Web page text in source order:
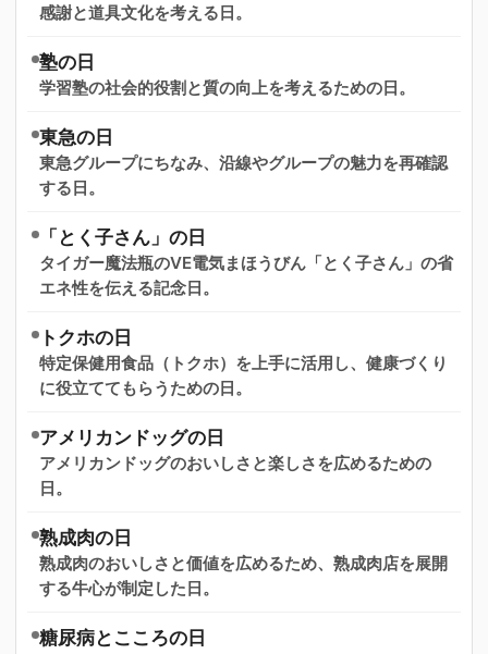
感謝と道具文化を考える日。
塾の日
学習塾の社会的役割と質の向上を考えるための日。
東急の日
東急グループにちなみ、沿線やグループの魅力を再確認
する日。
「とく子さん」の日
タイガー魔法瓶のVE電気まほうびん「とく子さん」の省
エネ性を伝える記念日。
トクホの日
特定保健用食品（トクホ）を上手に活用し、健康づくり
に役立ててもらうための日。
アメリカンドッグの日
アメリカンドッグのおいしさと楽しさを広めるための
日。
熟成肉の日
熟成肉のおいしさと価値を広めるため、熟成肉店を展開
する牛心が制定した日。
糖尿病とこころの日